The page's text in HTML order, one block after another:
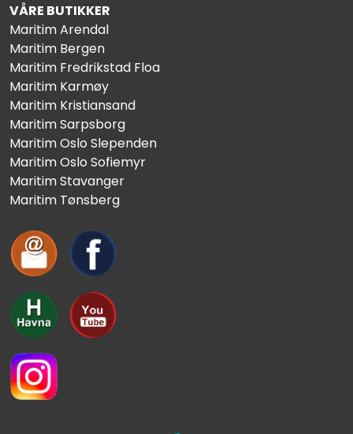
VÅRE BUTIKKER
Maritim Arendal
Maritim Bergen
Maritim Fredrikstad Floa
Maritim Karmøy
Maritim Kristiansand
Maritim Sarpsborg
Maritim Oslo Slependen
Maritim Oslo Sofiemyr
Maritim Stavanger
Maritim Tønsberg